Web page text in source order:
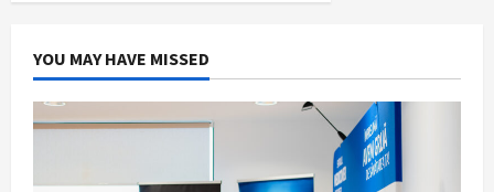
YOU MAY HAVE MISSED